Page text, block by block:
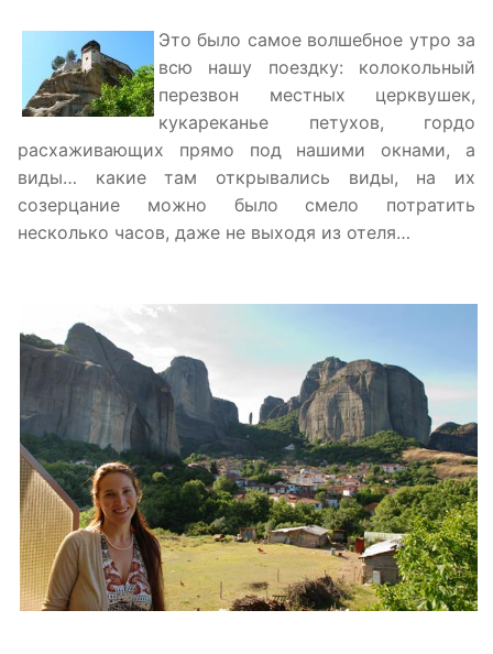
Это было самое волшебное утро за
всю нашу поездку: колокольный
перезвон местных церквушек,
кукареканье петухов, гордо
расхаживающих прямо под нашими окнами, а
виды… какие там открывались виды, на их
созерцание можно было смело потратить
несколько часов, даже не выходя из отеля…